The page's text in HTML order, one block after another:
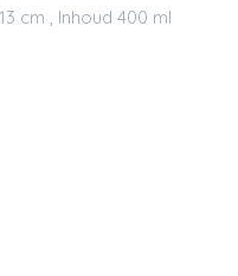
cm , Inhoud 400 ml